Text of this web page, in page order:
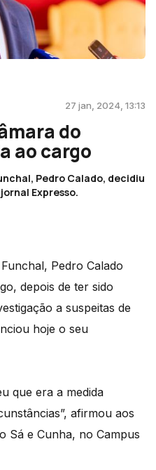
27 jan, 2024, 13:13
do
ao cargo
Pedro Calado, decidiu
Expresso.
Pedro Calado
depois de ter sido
a suspeitas de
hoje o seu
que era a medida
afirmou aos
Sá e Cunha, no Campus